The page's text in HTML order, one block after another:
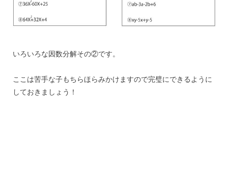
いろいろな因数分解その②です。
ここは苦手な子もちらほらみかけますので完璧にできるように
しておきましょう！